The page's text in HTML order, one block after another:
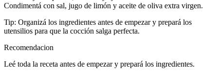
Condimentá con sal, jugo de limón y aceite de oliva extra virgen.
Tip: Organizá los ingredientes antes de empezar y prepará los
utensilios para que la cocción salga perfecta.
Recomendacion
Leé toda la receta antes de empezar y prepará los ingredientes.